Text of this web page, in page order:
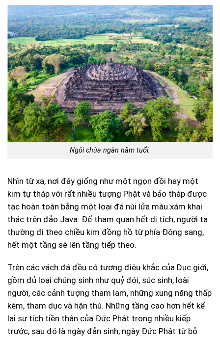
Ngôi chùa ngàn năm tuổi.
Nhìn từ xa, nơi đây giống như một ngọn đồi hay một
kim tự tháp với rất nhiều tượng Phật và bảo tháp được
tạc hoàn toàn bằng một loại đá núi lửa màu xám khai
thác trên đảo Java. Để tham quan hết di tích, người ta
thường đi theo chiều kim đồng hồ từ phía Đông sang,
hết một tầng sẽ lên tầng tiếp theo.
Trên các vách đá đều có tượng điêu khắc của Dục giới,
gồm đủ loại chúng sinh như quỷ đói, súc sinh, loài
người, các cảnh tượng tham lam, những xung năng thấp
kém, tham dục và hận thù. Những tầng cao hơn hết kể
lại sự tích tiền thân của Đức Phật trong nhiều kiếp
trước, sau đó là ngày đản sinh, ngày Đức Phật từ bỏ